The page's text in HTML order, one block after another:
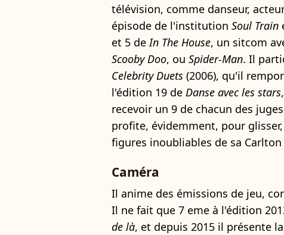
télévision, comme danseur,
épisode de l'institution Soul Train
et 5 deIn The House, un sitcom
Scooby Doo, ou Spider-Man. Il
Celebrity Duets (2006), qu'il
l'édition 19 de Danse avec les stars
recevoir un 9 de chacun des
profite, évidemment, pour
figures inoubliables de sa
Caméra
Il anime des émissions de jeu,
Il ne fait que 7 eme à l'édition
de là, et depuis 2015 il présente